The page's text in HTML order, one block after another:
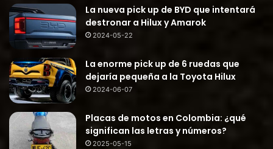
La nueva pick up de BYD que intentará
destronar a Hilux y Amarok
2024-05-22
La enorme pick up de 6 ruedas que
dejaría pequeña a la Toyota Hilux
2024-06-07
Placas de motos en Colombia: ¿qué
significan las letras y números?
2025-05-15